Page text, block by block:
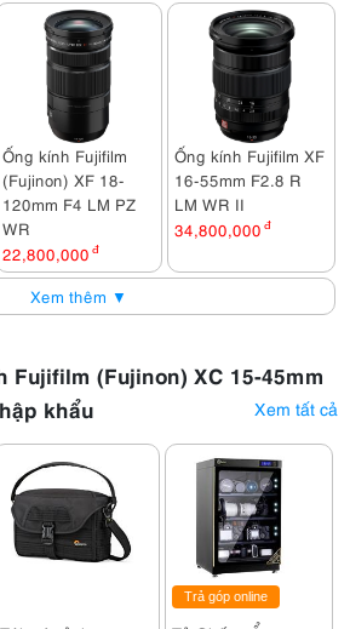
Ống kính Fujifilm
(Fujinon) XF 18-
120mm F4 LM PZ
WR
22,800,000 đ
Ống kính Fujifilm XF
16-55mm F2.8 R
LM WR II
34,800,000 đ
Xem thêm ▼
Fujifilm (Fujinon) XC 15-45mm
khẩu
Xem tất cả
Trả góp online